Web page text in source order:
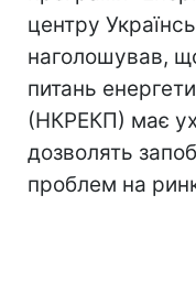
центру
наголошував,
питань
(НКРЕКП) має
дозволять
проблем на